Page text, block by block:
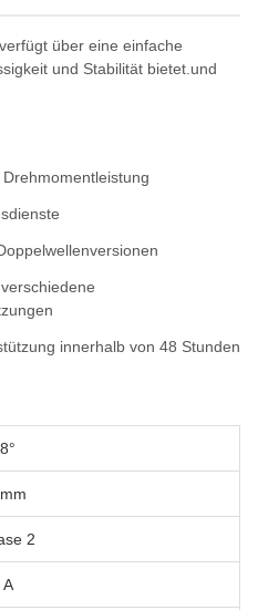
über eine einfache
und Stabilität bietet.und
innerhalb von 48 Stunden
2
A